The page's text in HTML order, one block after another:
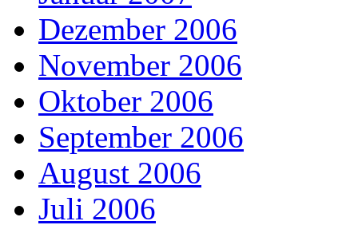
Dezember 2006
November 2006
Oktober 2006
September 2006
August 2006
Juli 2006